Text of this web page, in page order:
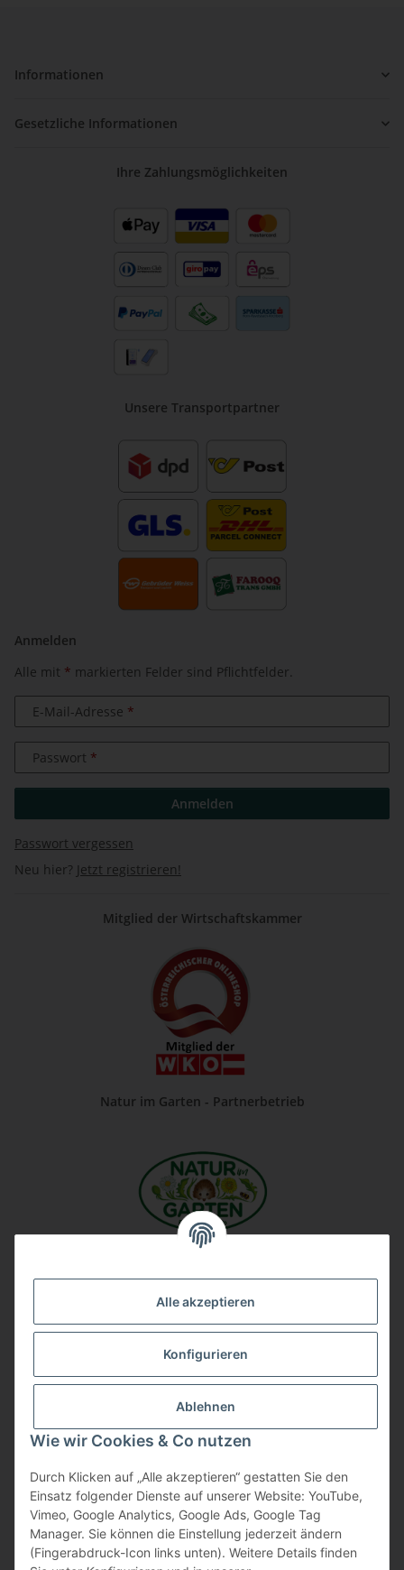
Alle akzeptieren
Konfigurieren
Ablehnen
Wie wir Cookies & Co nutzen
Durch Klicken auf „Alle akzeptieren“ gestatten Sie den
Einsatz folgender Dienste auf unserer Website: YouTube,
Vimeo, Google Analytics, Google Ads, Google Tag
Manager. Sie können die Einstellung jederzeit ändern
(Fingerabdruck-Icon links unten). Weitere Details finden
Informationen
Gesetzliche Informationen
Ihre Zahlungsmöglichkeiten
Unsere Transportpartner
Anmelden
Alle mit * markierten Felder sind Pflichtfelder.
E-Mail-Adresse
Passwort
Anmelden
Passwort vergessen
Neu hier? Jetzt registrieren!
Mitglied der Wirtschaftskammer
Natur im Garten - Partnerbetrieb
Unsere Firma auf Google
Vertrag widerrufen